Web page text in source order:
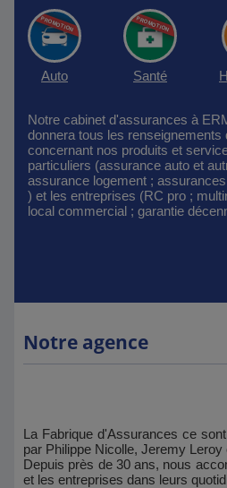
Auto Santé
Notre cabinet d'assurances à
donnera tous les
concernant nos produits et
particuliers (assurance auto et
assurance logement ;
) et les entreprises (RC pro ;
local commercial ; garantie
Notre agence
La Fabrique d'Assurances ce
par Philippe Nicolle, Jeremy Leroy
Depuis près de 30 ans, nous
et les entreprises dans leurs